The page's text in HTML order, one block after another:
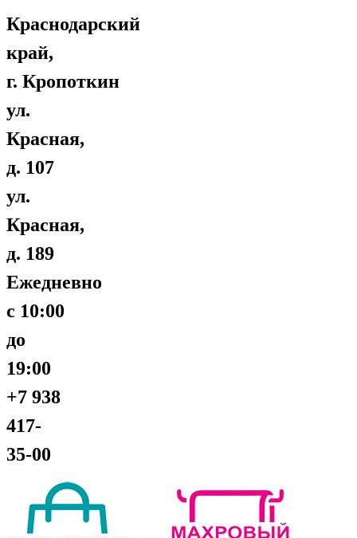
Краснодарский
край,
г. Кропоткин
ул.
Красная,
д. 107
ул.
Красная,
д. 189
Ежедневно
с 10:00
до
19:00
+7 938
417-
35-00